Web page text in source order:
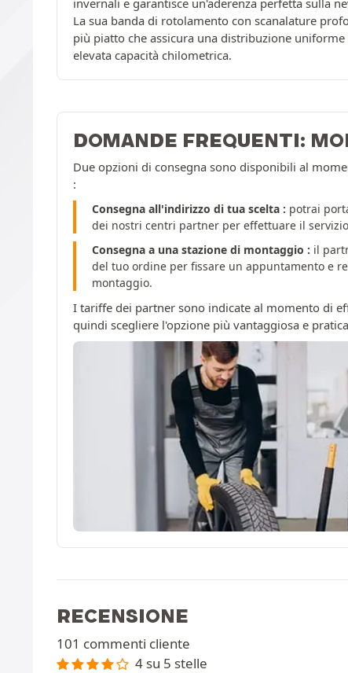
invernali e garantisce un'aderenza perfetta sulla
La sua banda di rotolamento con scanalature
più piatto che assicura una distribuzione
elevata capacità chilometrica.
DOMANDE FREQUENTI:
Due opzioni di consegna sono disponibili al
:
Consegna all'indirizzo di tua scelta : potrai
dei nostri centri partner per effettuare il
Consegna a una stazione di montaggio : il
del tuo ordine per fissare un appuntamento e
montaggio.
I tariffe dei partner sono indicate al momento di
quindi scegliere l'opzione più vantaggiosa e
RECENSIONE
101 commenti cliente
4 su 5 stelle